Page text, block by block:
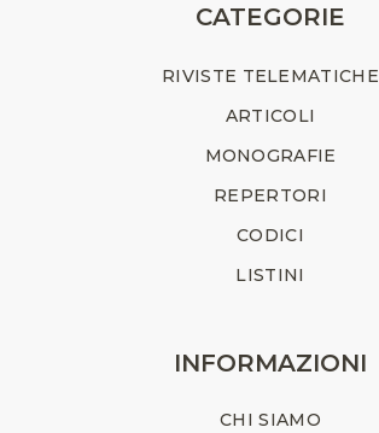
CATEGORIE
RIVISTE TELEMATICHE
ARTICOLI
MONOGRAFIE
REPERTORI
CODICI
LISTINI
INFORMAZIONI
CHI SIAMO